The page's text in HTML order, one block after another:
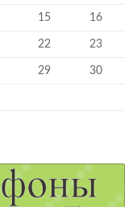
15 16
22 23
29 30